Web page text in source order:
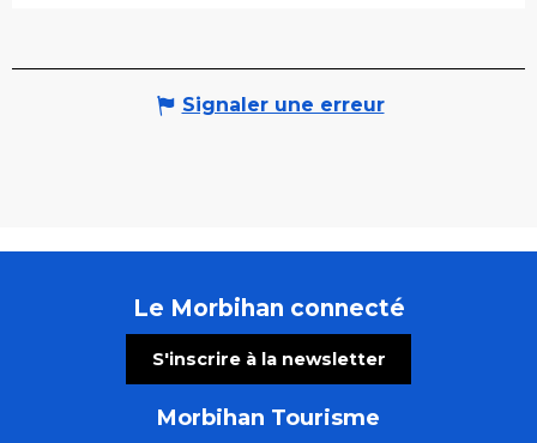
Signaler une erreur
Le Morbihan connecté
S'inscrire à la newsletter
Morbihan Tourisme